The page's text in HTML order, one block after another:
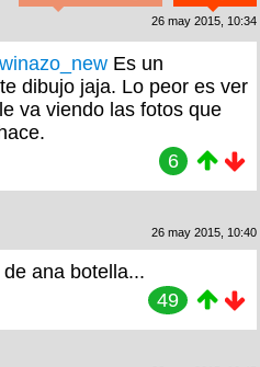
26 may 2015, 10:34
Es un
dibujo jaja. Lo peor es ver
va viendo las fotos que
6
26 may 2015, 10:40
ana botella...
49